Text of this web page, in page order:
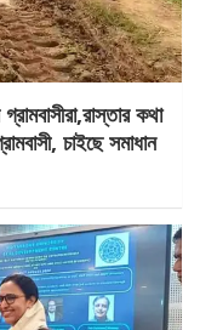
কথা
চাইছে সমাধান